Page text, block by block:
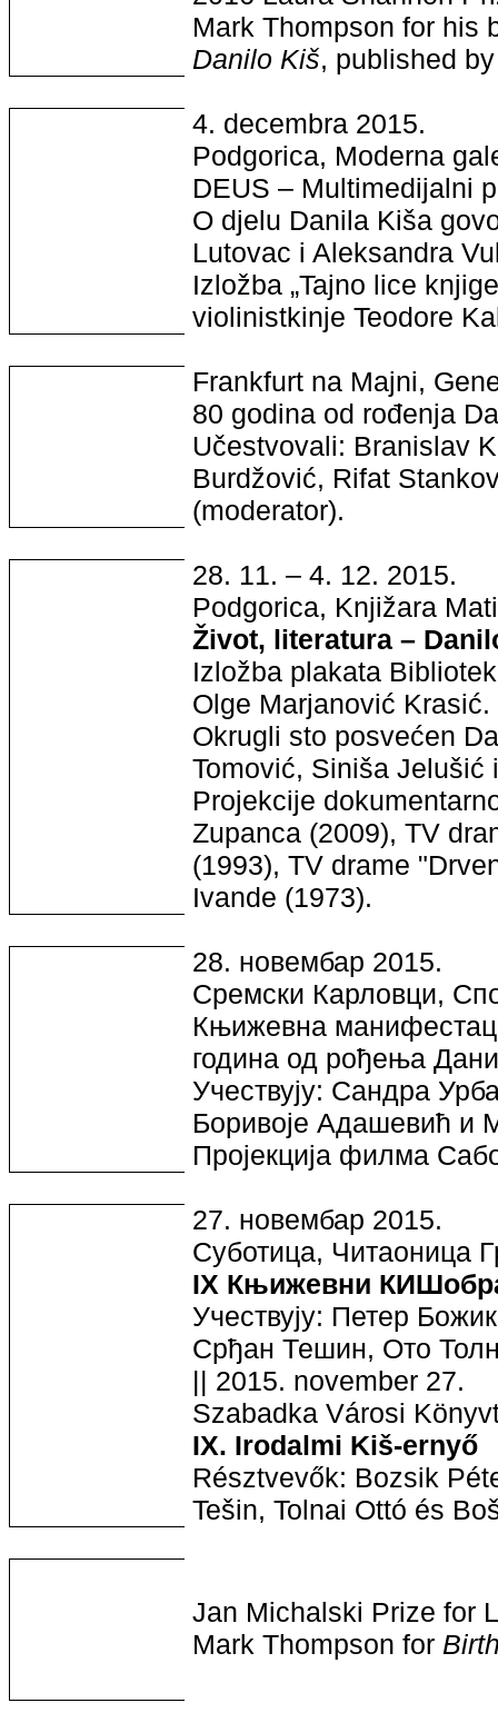
Mark Thompson for his
Danilo Kiš, published
4. decembra 2015.
Podgorica, Moderna
DEUS – Multimedijalni
O djelu Danila Kiša
Lutovac i Aleksandra
Izložba „Tajno lice
violinistkinje Teodore
Frankfurt na Majni,
80 godina od rođenja
Učestvovali: Branislav
Burdžović, Rifat
(moderator).
28. 11. – 4. 12. 2015.
Podgorica, Knjižara
Život, literatura –
Izložba plakata
Olge Marjanović Krasić.
Okrugli sto posvećen
Tomović, Siniša Jelušić
Projekcije
Zupanca (2009), TV
(1993), TV drame
Ivande (1973).
28. новембар 2015.
Сремски Карловци,
Књижевна
година од рођења
Учествују: Сандра
Боривоје Адашевић и
Пројекција филма
27. новембар 2015.
Суботица, Читаоница
IX Књижевни
Учествују: Петер
Срђан Тешин, Ото
|| 2015. november 27.
Szabadka Városi
IX. Irodalmi Kiš-ernyő
Résztvevők: Bozsik
Tešin, Tolnai Ottó és
Jan Michalski Prize for
Mark Thompson for